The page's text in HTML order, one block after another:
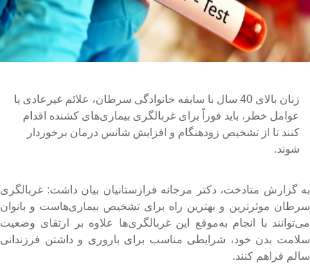
زنان بالای 40 سال با سابقه خانوادگی سرطان، علائم غیرعادی یا
عوامل خطر، باید فوراً برای غربالگری بیماری‌های کشنده اقدام
کنند تا از تشخیص زودهنگام و افزایش شانس درمان برخوردار
شوند.
گزارش متادخت، دکتر مرجانه فرازستانیان بیان داشت: غربالگری
موثرترین و بهترین راه برای تشخیص بیماری‌هاست و بانوان
با انجام به‌موقع این غربالگری‌ها علاوه بر ارتقای وضعیت
بدن خود، شرایطی مناسب برای باروری و داشتن فرزندانی
فراهم کنند.